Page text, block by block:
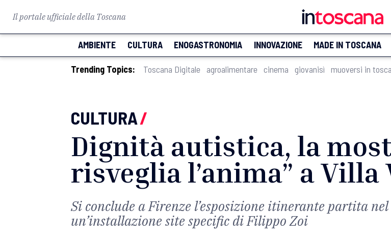
Il portale ufficiale della Toscana
AMBIENTE CULTURA ENOGASTRONOMIA INNOVAZIONE MADE IN TOSCANA
Trending Topics: Toscana Digitale agroalimentare cinema giovanisì muoversi in
CULTURA/
Dignità autistica, la
risveglia l’anima” a Villa
Si conclude a Firenze l’esposizione itinerante partita
un’installazione site specific di Filippo Zoi